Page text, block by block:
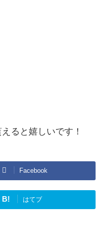
ると嬉しいです！
Facebook
B! はてブ